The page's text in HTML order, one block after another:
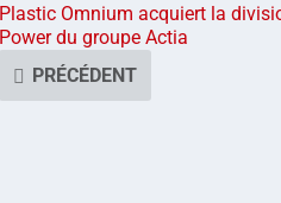
Plastic Omnium acquiert la
Power du groupe Actia
PRÉCÉDENT